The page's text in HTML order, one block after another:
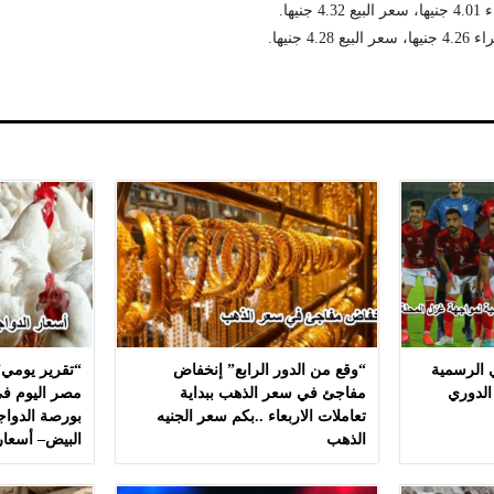
الرسمية
“وقع من الدور الرابع” إنخفاض
مفاجئ في سعر الذهب ببداية
تعاملات الاربعاء ..بكم سعر الجنيه
الذهب
“تقرير
مصر اليوم
بورصة
البيض–